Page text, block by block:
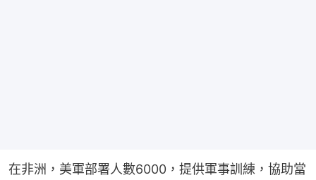
在非洲，美軍部署人數6000，提供軍事訓練，協助當